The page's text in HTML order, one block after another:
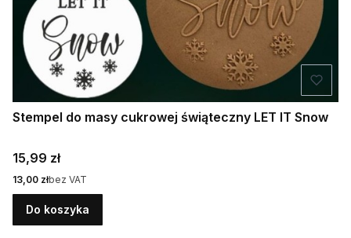
Stempel do masy cukrowej świąteczny LET IT Snow
Cena
15,99 zł
Cena
13,00 złbez VAT
Do koszyka